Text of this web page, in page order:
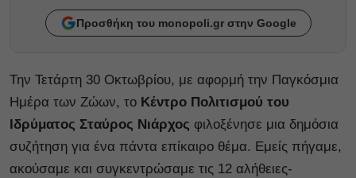
Προσθήκη του monopoli.gr στην Google
Την Τετάρτη 30 Οκτωβρίου, με αφορμή την Παγκόσμια
Ημέρα των Ζώων, το Κέντρο Πολιτισμού του
Ιδρύματος Σταύρος Νιάρχος φιλοξένησε μια δημόσια
συζήτηση για ένα πάντα επίκαιρο θέμα. Εμείς πήγαμε,
ακούσαμε και συγκεντρώσαμε τις 12 αλήθειες-